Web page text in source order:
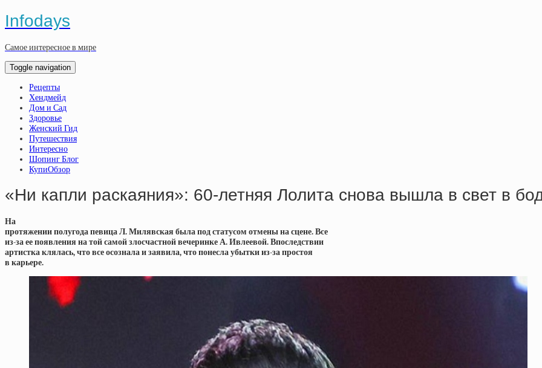
Infodays
Самое интересное в мире
Toggle navigation
Рецепты
Хендмейд
Дом и Сад
Здоровье
Женский Гид
Путешествия
Интересно
Шопинг Блог
КупиОбзор
«Ни капли раскаяния»: 60-летняя Лолита снова вышла в свет в
На
протяжении полугода певица Л. Милявская была под статусом отмены на сцене. Все
из-за ее появления на той самой злосчастной вечеринке А. Ивлеевой. Впоследствии
артистка клялась, что все осознала и заявила, что понесла убытки из-за простоя
в карьере.